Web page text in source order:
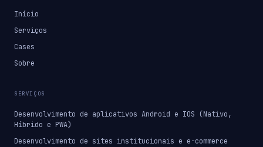
Início
Serviços
Cases
Sobre
SERVIÇOS
Desenvolvimento de aplicativos Android e IOS (Nativo,
Híbrido e PWA)
Desenvolvimento de sites institucionais e e-commerce